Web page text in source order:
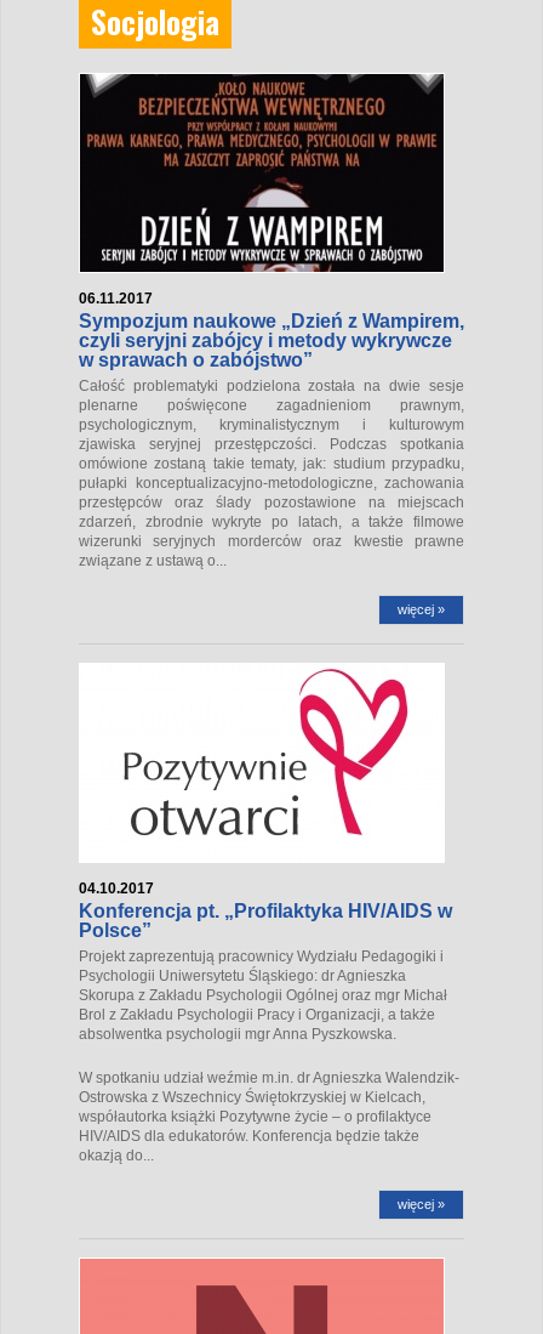
Socjologia
06.11.2017
Sympozjum naukowe „Dzień z Wampirem,
czyli seryjni zabójcy i metody wykrywcze
w sprawach o zabójstwo”
Całość problematyki podzielona została na dwie sesje
plenarne poświęcone zagadnieniom prawnym,
psychologicznym, kryminalistycznym i kulturowym
zjawiska seryjnej przestępczości. Podczas spotkania
omówione zostaną takie tematy, jak: studium przypadku,
pułapki konceptualizacyjno-metodologiczne, zachowania
przestępców oraz ślady pozostawione na miejscach
zdarzeń, zbrodnie wykryte po latach, a także filmowe
wizerunki seryjnych morderców oraz kwestie prawne
związane z ustawą o...
więcej »
04.10.2017
Konferencja pt. „Profilaktyka HIV/AIDS w
Polsce”
Projekt zaprezentują pracownicy Wydziału Pedagogiki i
Psychologii Uniwersytetu Śląskiego: dr Agnieszka
Skorupa z Zakładu Psychologii Ogólnej oraz mgr Michał
Brol z Zakładu Psychologii Pracy i Organizacji, a także
absolwentka psychologii mgr Anna Pyszkowska.
W spotkaniu udział weźmie m.in. dr Agnieszka Walendzik-
Ostrowska z Wszechnicy Świętokrzyskiej w Kielcach,
współautorka książki Pozytywne życie – o profilaktyce
HIV/AIDS dla edukatorów. Konferencja będzie także
okazją do...
więcej »